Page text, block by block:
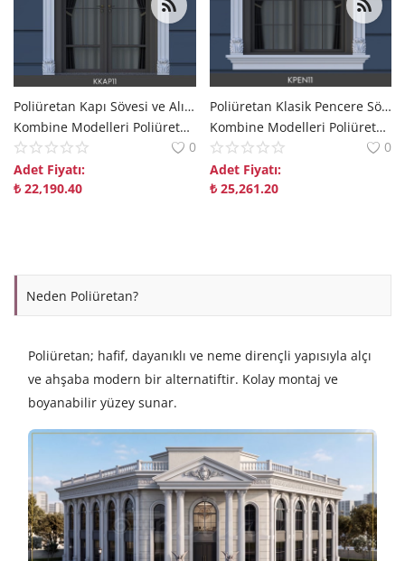
Poliüretan Kapı Sövesi ve Alınlık Kombini Modelleri
Kombine Modelleri Poliüretan Kombine Modelleri Dekorix polure
0
Adet Fiyatı:
₺ 22,190.40
Poliüretan Klasik Pencere Söve ve Taç Kombini
Kombine Modelleri Poliüretan Kombine Modelleri Dekorix polure
0
Adet Fiyatı:
₺25,261.20
Neden Poliüretan?
Poliüretan; hafif, dayanıklı ve neme dirençli yapısıyla alçı
ve ahşaba modern bir alternatiftir. Kolay montaj ve
boyanabilir yüzey sunar.